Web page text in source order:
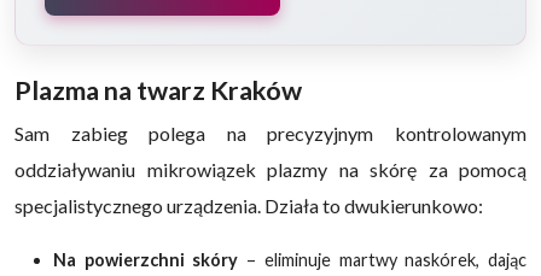
Plazma na twarz Kraków
Sam zabieg polega na precyzyjnym kontrolowanym
oddziaływaniu mikrowiązek plazmy na skórę za pomocą
specjalistycznego urządzenia. Działa to dwukierunkowo:
Na powierzchni skóry – eliminuje martwy naskórek, dając